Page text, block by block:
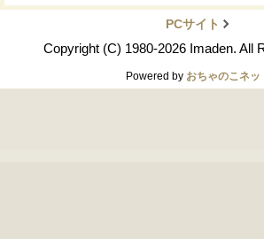
PCサイト
Copyright (C) 1980-2026 Imaden. All
Powered by おちゃのこネッ